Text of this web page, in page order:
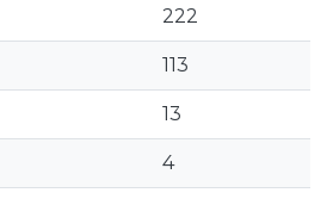
222
113
13
4